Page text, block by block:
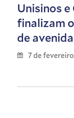
Unisinos
finalizam
de
7 de